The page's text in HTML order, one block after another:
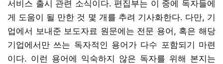
서비스 출시 관련 소식이다. 편집부는 이 중에 독자들에
게 도움이 될 만한 것 몇 개를 추려 기사화한다. 다만, 기
업에서 보내준 보도자료 원문에는 전문 용어, 혹은 해당
기업에서만 쓰는 독자적인 용어가 다수 포함되기 마련
이다. 이런 용어에 익숙하지 않은 독자를 위해 본지는